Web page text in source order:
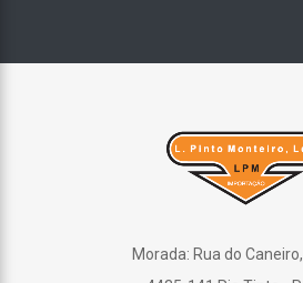
Morada: Rua do